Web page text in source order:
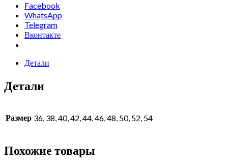
Facebook
WhatsApp
Telegram
Вконтакте
Детали
Детали
Размер 36, 38, 40, 42, 44, 46, 48, 50, 52, 54
Похожие товары